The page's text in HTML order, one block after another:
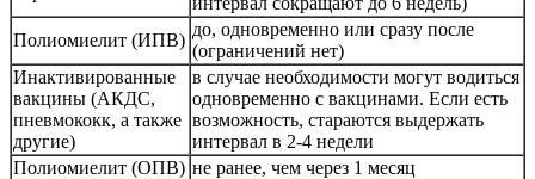
Полиомиелит (ИПВ)
до, одновременно или сразу после
(ограничений нет)
Инактивированные
вакцины (АКДС,
пневмококк, а также
другие)
в случае необходимости могут водиться
одновременно с вакцинами. Если есть
возможность, стараются выдержать
интервал в 2-4 недели
Полиомиелит (ОПВ) не ранее, чем через 1 месяц